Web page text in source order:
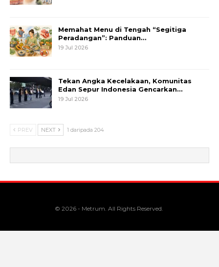
Memahat Menu di Tengah “Segitiga
Peradangan”: Panduan…
19 Jul 2026
Tekan Angka Kecelakaan, Komunitas
Edan Sepur Indonesia Gencarkan…
19 Jul 2026
PREV NEXT 1 daripada 204
© 2026 - Metrum. All Rights Reserved.